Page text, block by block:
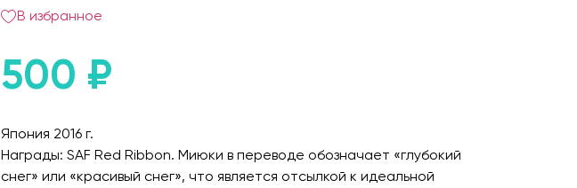
В избранное
500 ₽
Япония 2016 г.
Награды: SAF Red Ribbon. Миюки в переводе обозначает «глубокий
снег» или «красивый снег», что является отсылкой к идеальной